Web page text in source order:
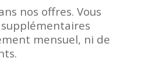
nos offres. Vous
supplémentaires
mensuel, ni de